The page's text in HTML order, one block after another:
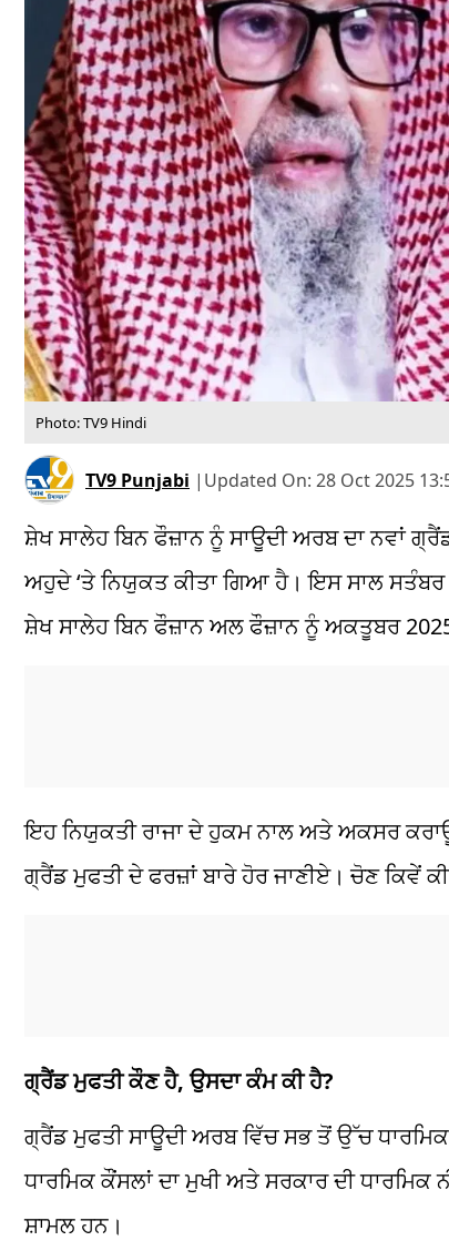
Photo: TV9 Hindi
TV9 Punjabi | Updated On: 28 Oct 2025
ਸ਼ੇਖਸਾਲੇਹਬਿਨਫੌਜ਼ਾਨਨੂੰਸਾਊਦੀਅਰਬ ਦਾ ਨਵਾਂ
ਅਹੁਦੇ ‘ਤੇ ਨਿਯੁਕਤ ਕੀਤਾ ਗਿਆ ਹੈ। ਇਸ ਸਾਲ ਸਤੰਬਰ
ਸ਼ੇਖਸਾਲੇਹਬਿਨਫੌਜ਼ਾਨਅਲਫੌਜ਼ਾਨਨੂੰ ਅਕਤੂਬਰ
ਇਹ ਨਿਯੁਕਤੀ ਰਾਜਾ ਦੇ ਹੁਕਮ ਨਾਲ ਅਤੇ ਅਕਸਰ
ਗ੍ਰੈਂਡਮੁਫਤੀਦੇ ਫਰਜ਼ਾਂ ਬਾਰੇ ਹੋਰ ਜਾਣੀਏ। ਚੋਣ ਕਿਵੇਂ
ਗ੍ਰੈਂਡਮੁਫਤੀਕੌਣ ਹੈ, ਉਸਦਾ ਕੰਮ ਕੀ ਹੈ?
ਗ੍ਰੈਂਡਮੁਫਤੀਸਾਊਦੀਅਰਬ ਵਿੱਚ ਸਭ ਤੋਂ ਉੱਚ
ਧਾਰਮਿਕਕੌਂਸਲਾਂਦਾਮੁਖੀਅਤੇਸਰਕਾਰਦੀਧਾਰਮਿਕ
ਸ਼ਾਮਲਹਨ ।